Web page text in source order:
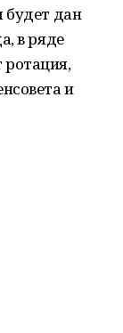
будет дан
в ряде
и